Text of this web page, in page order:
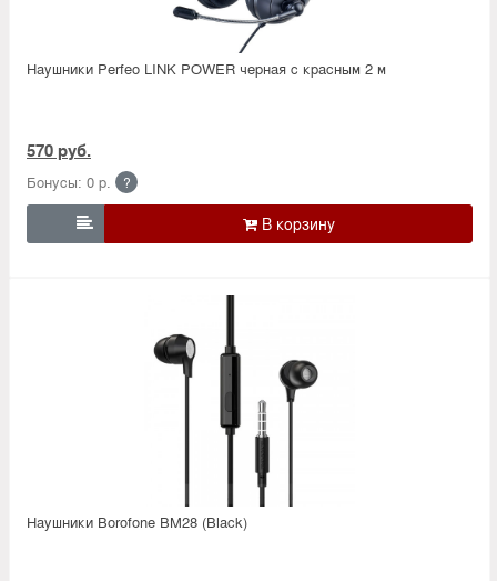
Наушники Perfeo LINK POWER черная с красным 2 м
570 руб.
Бонусы: 0 р. ?

Наушники Borofone BM28 (Black)